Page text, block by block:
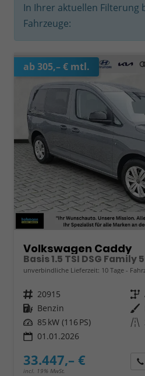
In Ihrer aktuellen Filterung
Fahrzeuge:
ab 305,– € mtl.
Volkswagen Caddy
unverbindliche Lieferzeit: 10 Tage
Fahrzeugnr. 20915 Getriebe
Kraftstoff Benzin Außenfarbe
Leistung 85 kW (116 PS) Kilometerstand
01.01.2026
33.447,– €
incl. 19% MwSt.